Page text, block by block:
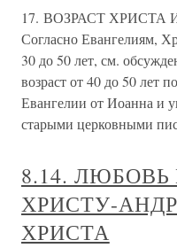
17. ВОЗРАСТ
Согласно Евангелиям,
30 до 50 лет, см.
возраст от 40 до 50 лет
Евангелии от Иоанна и
старыми церковными
8.14.
ХРИСТУ-
ХРИСТА